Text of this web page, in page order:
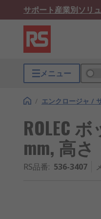
サポート産業別ソリ
メニュー
/ エンクロージャ /
ROLEC
mm, 高
RS品番: 536-3407